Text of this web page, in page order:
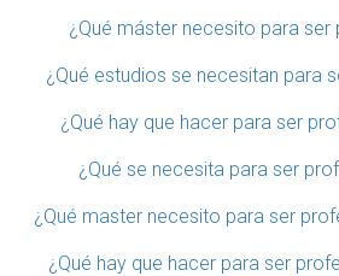
¿Qué máster necesito para ser
¿Qué estudios se necesitan para
¿Qué hay que hacer para ser
¿Qué se necesita para ser
¿Qué master necesito para ser
¿Qué hay que hacer para ser